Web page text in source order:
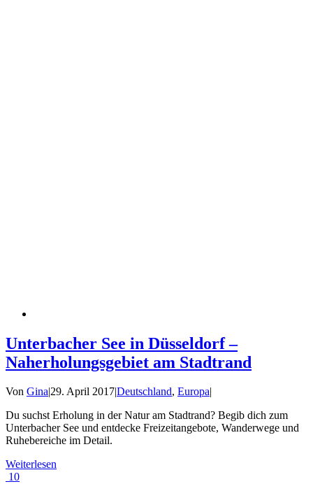
Unterbacher See in Düsseldorf –
Naherholungsgebiet am Stadtrand
Von Gina|29. April 2017|Deutschland, Europa|
Du suchst Erholung in der Natur am Stadtrand? Begib dich zum
Unterbacher See und entdecke Freizeitangebote, Wanderwege und
Ruhebereiche im Detail.
Weiterlesen
10